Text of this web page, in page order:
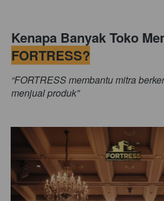
Kenapa Banyak Toko
FORTRESS?
“FORTRESS membantu mitra
menjual produk”